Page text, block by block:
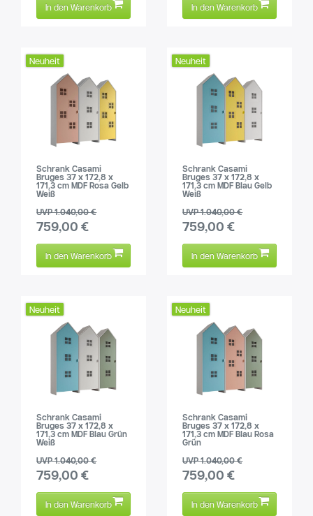
In den Warenkorb In den Warenkorb
Neuheit
Schrank Casami
Bruges 37 x 172,8 x
171,3 cm MDF Rosa Gelb
Weiß
UVP 1.040,00 €
759,00 €
In den Warenkorb
Neuheit
Schrank Casami
Bruges 37 x 172,8 x
171,3 cm MDF Blau Gelb
Weiß
UVP 1.040,00 €
759,00 €
In den Warenkorb
Neuheit
Schrank Casami
Bruges 37 x 172,8 x
171,3 cm MDF Blau Grün
Weiß
UVP 1.040,00 €
759,00 €
In den Warenkorb
Neuheit
Schrank Casami
Bruges 37 x 172,8 x
171,3 cm MDF Blau Rosa
Grün
UVP 1.040,00 €
759,00 €
In den Warenkorb